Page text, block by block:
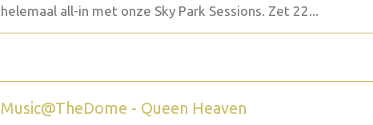
helemaal all-in met onze Sky Park Sessions. Zet 22...
Music@TheDome - Queen Heaven